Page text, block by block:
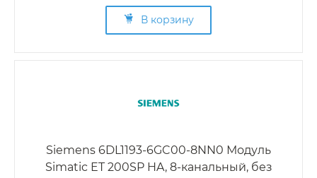
В корзину
Siemens 6DL1193-6GC00-8NN0 Модуль
Simatic ET 200SP HA, 8-канальный, без